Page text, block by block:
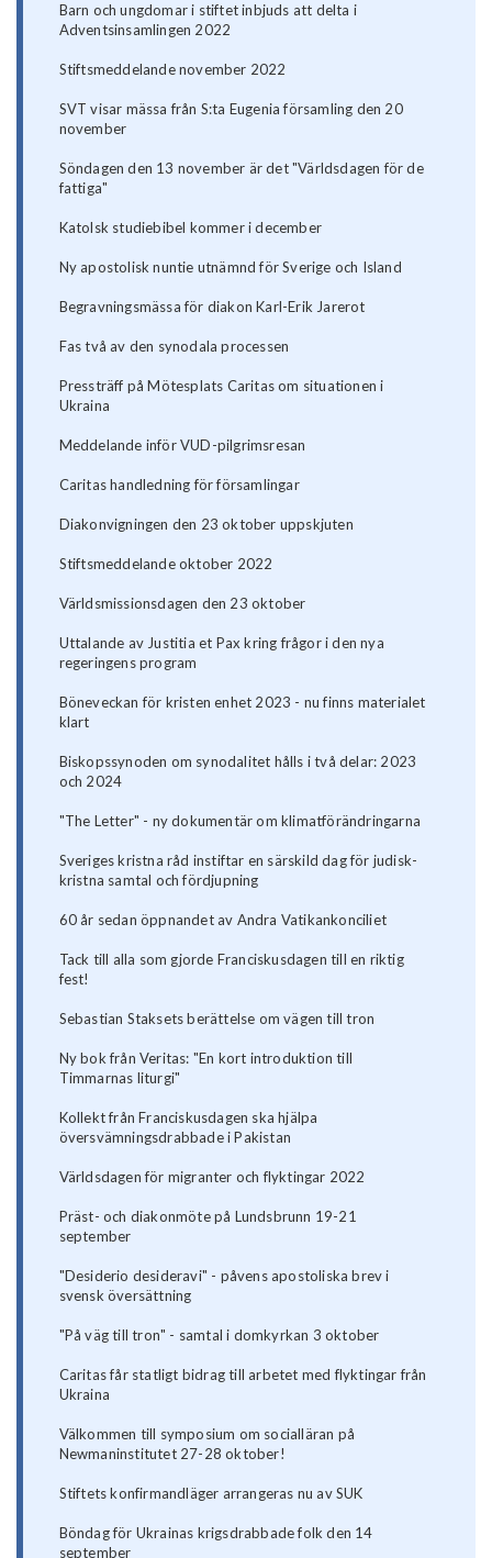
Barn och ungdomar i stiftet inbjuds att delta i
Adventsinsamlingen 2022
Stiftsmeddelande november 2022
SVT visar mässa från S:ta Eugenia församling den 20
november
Söndagen den 13 november är det "Världsdagen för de
fattiga"
Katolsk studiebibel kommer i december
Ny apostolisk nuntie utnämnd för Sverige och Island
Begravningsmässa för diakon Karl-Erik Jarerot
Fas två av den synodala processen
Pressträff på Mötesplats Caritas om situationen i
Ukraina
Meddelande inför VUD-pilgrimsresan
Caritas handledning för församlingar
Diakonvigningen den 23 oktober uppskjuten
Stiftsmeddelande oktober 2022
Världsmissionsdagen den 23 oktober
Uttalande av Justitia et Pax kring frågor i den nya
regeringens program
Böneveckan för kristen enhet 2023 - nu finns materialet
klart
Biskopssynoden om synodalitet hålls i två delar: 2023
och 2024
"The Letter" - ny dokumentär om klimatförändringarna
Sveriges kristna råd instiftar en särskild dag för judisk-
kristna samtal och fördjupning
60 år sedan öppnandet av Andra Vatikankonciliet
Tack till alla som gjorde Franciskusdagen till en riktig
fest!
Sebastian Staksets berättelse om vägen till tron
Ny bok från Veritas: "En kort introduktion till
Timmarnas liturgi"
Kollekt från Franciskusdagen ska hjälpa
översvämningsdrabbade i Pakistan
Världsdagen för migranter och flyktingar 2022
Präst- och diakonmöte på Lundsbrunn 19-21
september
"Desiderio desideravi" - påvens apostoliska brev i
svensk översättning
"På väg till tron" - samtal i domkyrkan 3 oktober
Caritas får statligt bidrag till arbetet med flyktingar från
Ukraina
Välkommen till symposium om socialläran på
Newmaninstitutet 27-28 oktober!
Stiftets konfirmandläger arrangeras nu av SUK
Böndag för Ukrainas krigsdrabbade folk den 14
september